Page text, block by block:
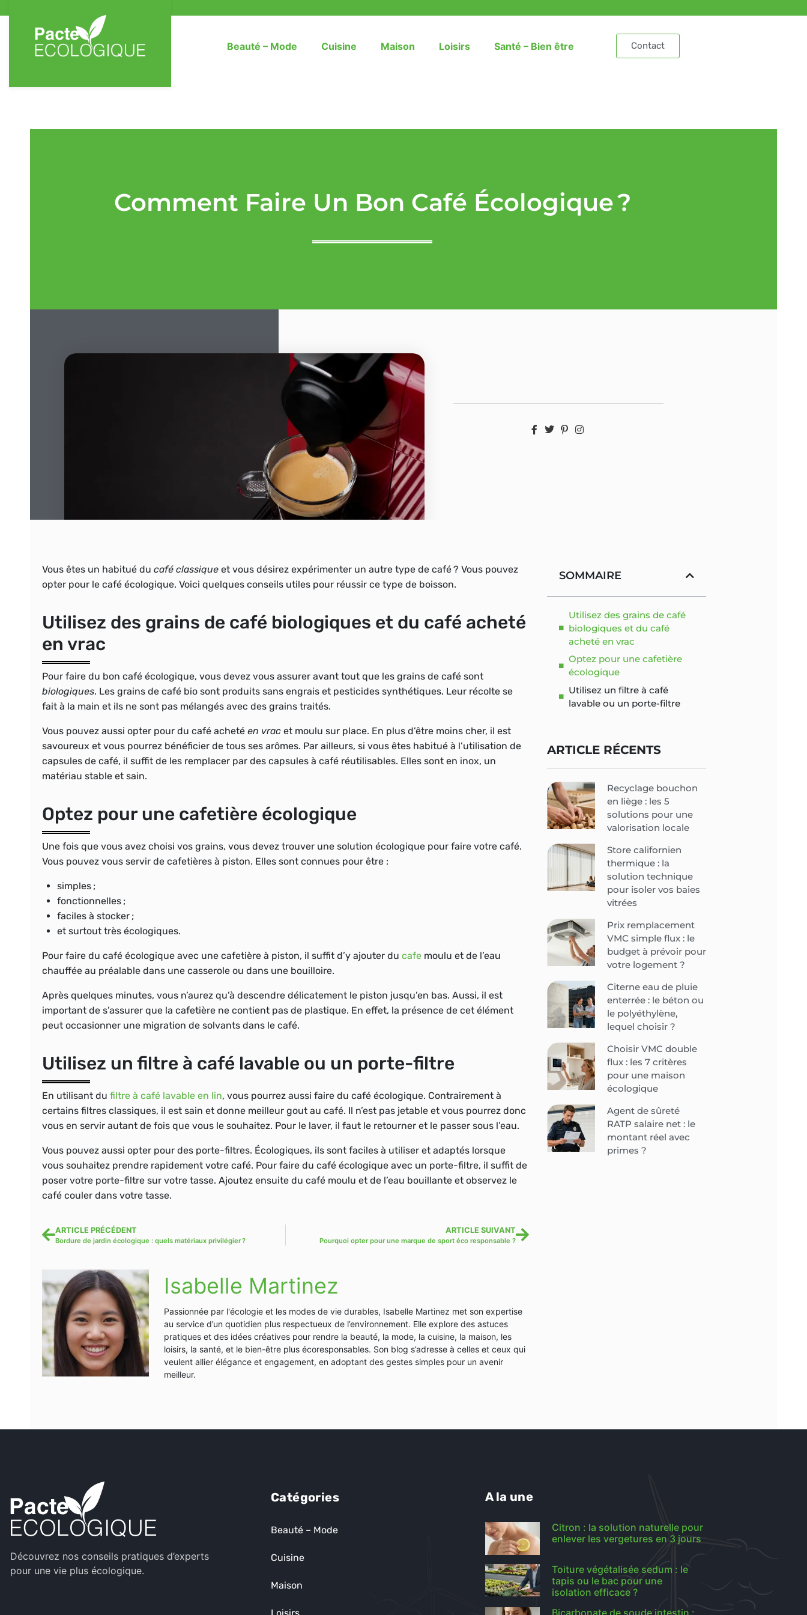
Beauté – Mode Cuisine Maison Loisirs Santé – Bien être Contact
Comment Faire Un Bon Café Écologique ?
Vous êtes un habitué du café classique et vous désirez expérimenter un autre type de café ? Vous pouvez
opter pour le café écologique. Voici quelques conseils utiles pour réussir ce type de boisson.
Utilisez des grains de café biologiques et du café acheté
en vrac
Pour faire du bon café écologique, vous devez vous assurer avant tout que les grains de café sont
biologiques. Les grains de café bio sont produits sans engrais et pesticides synthétiques. Leur récolte se
fait à la main et ils ne sont pas mélangés avec des grains traités.
Vous pouvez aussi opter pour du café acheté en vrac et moulu sur place. En plus d’être moins cher, il est
savoureux et vous pourrez bénéficier de tous ses arômes. Par ailleurs, si vous êtes habitué à l’utilisation de
capsules de café, il suffit de les remplacer par des capsules à café réutilisables. Elles sont en inox, un
matériau stable et sain.
Optez pour une cafetière écologique
Une fois que vous avez choisi vos grains, vous devez trouver une solution écologique pour faire votre café.
Vous pouvez vous servir de cafetières à piston. Elles sont connues pour être :
simples ;
fonctionnelles ;
faciles à stocker ;
et surtout très écologiques.
Pour faire du café écologique avec une cafetière à piston, il suffit d’y ajouter du cafe moulu et de l’eau
chauffée au préalable dans une casserole ou dans une bouilloire.
Après quelques minutes, vous n’aurez qu’à descendre délicatement le piston jusqu’en bas. Aussi, il est
important de s’assurer que la cafetière ne contient pas de plastique. En effet, la présence de cet élément
peut occasionner une migration de solvants dans le café.
Utilisez un filtre à café lavable ou un porte-filtre
En utilisant du filtre à café lavable en lin, vous pourrez aussi faire du café écologique. Contrairement à
certains filtres classiques, il est sain et donne meilleur gout au café. Il n’est pas jetable et vous pourrez donc
vous en servir autant de fois que vous le souhaitez. Pour le laver, il faut le retourner et le passer sous l’eau.
Vous pouvez aussi opter pour des porte-filtres. Écologiques, ils sont faciles à utiliser et adaptés lorsque
vous souhaitez prendre rapidement votre café. Pour faire du café écologique avec un porte-filtre, il suffit de
poser votre porte-filtre sur votre tasse. Ajoutez ensuite du café moulu et de l’eau bouillante et observez le
café couler dans votre tasse.
ARTICLE PRÉCÉDENT
Bordure de jardin écologique : quels matériaux privilégier ?
ARTICLE SUIVANT
Pourquoi opter pour une marque de sport éco responsable ?
Isabelle Martinez
Passionnée par l'écologie et les modes de vie durables, Isabelle Martinez met son expertise
au service d’un quotidien plus respectueux de l’environnement. Elle explore des astuces
pratiques et des idées créatives pour rendre la beauté, la mode, la cuisine, la maison, les
loisirs, la santé, et le bien-être plus écoresponsables. Son blog s’adresse à celles et ceux qui
veulent allier élégance et engagement, en adoptant des gestes simples pour un avenir
meilleur.
SOMMAIRE
Utilisez des grains de café
biologiques et du café
acheté en vrac
Optez pour une cafetière
écologique
Utilisez un filtre à café
lavable ou un porte-filtre
ARTICLE RÉCENTS
Recyclage bouchon
en liège : les 5
solutions pour une
valorisation locale
Store californien
thermique : la
solution technique
pour isoler vos baies
vitrées
Prix remplacement
VMC simple flux : le
budget à prévoir pour
votre logement ?
Citerne eau de pluie
enterrée : le béton ou
le polyéthylène,
lequel choisir ?
Choisir VMC double
flux : les 7 critères
pour une maison
écologique
Agent de sûreté
RATP salaire net : le
montant réel avec
primes ?
Découvrez nos conseils pratiques d’experts
pour une vie plus écologique.
Catégories
Beauté – Mode
Cuisine
Maison
A la une
Citron : la solution naturelle pour
enlever les vergetures en 3 jours
Toiture végétalisée sedum : le
tapis ou le bac pour une
isolation efficace ?
Bicarbonate de soude intestin :